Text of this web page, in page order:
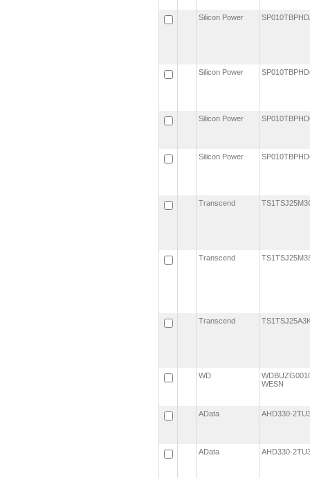
Silicon Power
Silicon Power
Silicon Power
Silicon Power
Transcend
Transcend
Transcend
WD
WESN
AData AHD330-
AData AHD330-